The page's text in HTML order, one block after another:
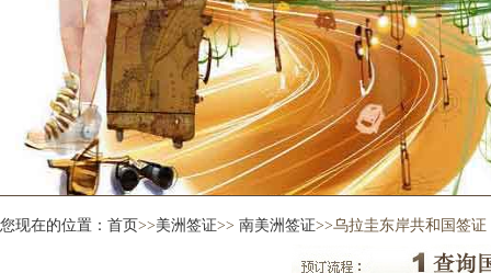
您现在的位置： 首页>>美洲签证>> 南美洲签证>>乌拉圭东岸共和国签证